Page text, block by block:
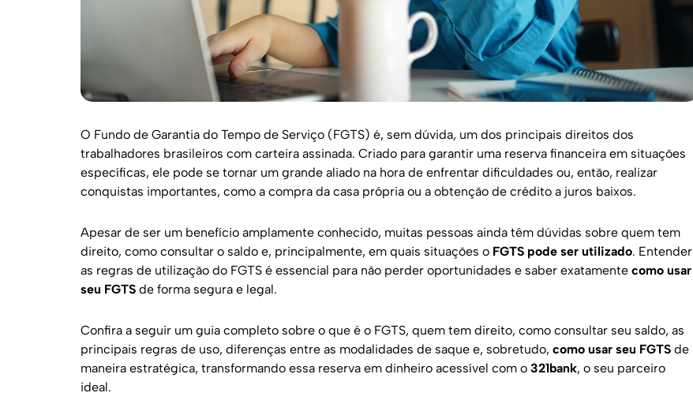
O Fundo de Garantia do Tempo de Serviço (FGTS) é, sem dúvida, um dos principais direitos dos
trabalhadores brasileiros com carteira assinada. Criado para garantir uma reserva financeira em situações
específicas, ele pode se tornar um grande aliado na hora de enfrentar dificuldades ou, então, realizar
conquistas importantes, como a compra da casa própria ou a obtenção de crédito a juros baixos.
Apesar de ser um benefício amplamente conhecido, muitas pessoas ainda têm dúvidas sobre quem tem
direito, como consultar o saldo e, principalmente, em quais situações o FGTS pode ser utilizado. Entender
as regras de utilização do FGTS é essencial para não perder oportunidades e saber exatamente como usar
seu FGTS de forma segura e legal.
Confira a seguir um guia completo sobre o que é o FGTS, quem tem direito, como consultar seu saldo, as
principais regras de uso, diferenças entre as modalidades de saque e, sobretudo, como usar seu FGTS de
maneira estratégica, transformando essa reserva em dinheiro acessível com o 321bank, o seu parceiro
ideal.